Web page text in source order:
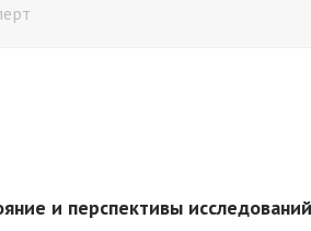
и перспективы